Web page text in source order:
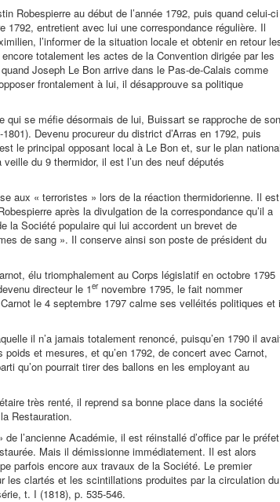
Robespierre au début de l’année 1792, puis quand celui-ci
entretient avec lui une correspondance régulière. Il
l’informer de la situation locale et obtenir en retour
totalement les actes de la Convention dirigée par les
Joseph Le Bon arrive dans le Pas-de-Calais comme
frontalement à lui, il désapprouve sa politique
qui se méfie désormais de lui, Buissart se rapproche de son
Devenu procureur du district d’Arras en 1792, puis
le principal opposant local à Le Bon et, sur le plan
du 9 thermidor, il est l’un des neuf députés
aux « terroristes » lors de la réaction thermidorienne. Il est
après la divulgation de la correspondance qu’il a
la Société populaire qui lui accordent un brevet de
de sang ». Il conserve ainsi son poste de président du
élu triomphalement au Corps législatif en octobre 1795
directeur le 1er novembre 1795, le fait nommer
le 4 septembre 1797 calme ses velléités politiques et
il n’a jamais totalement renoncé, puisqu’en 1790 il
et mesures, et qu’en 1792, de concert avec Carnot,
qu’on pourrait tirer des ballons en les employant au
très renté, il reprend sa bonne place dans la société
Restauration.
l’ancienne Académie, il est réinstallé d’office par le préfet
Mais il démissionne immédiatement. Il est alors
parfois encore aux travaux de la Société. Le premier
les clartés et les scintillations produites par la circulation du
t. I (1818), p. 535-546.